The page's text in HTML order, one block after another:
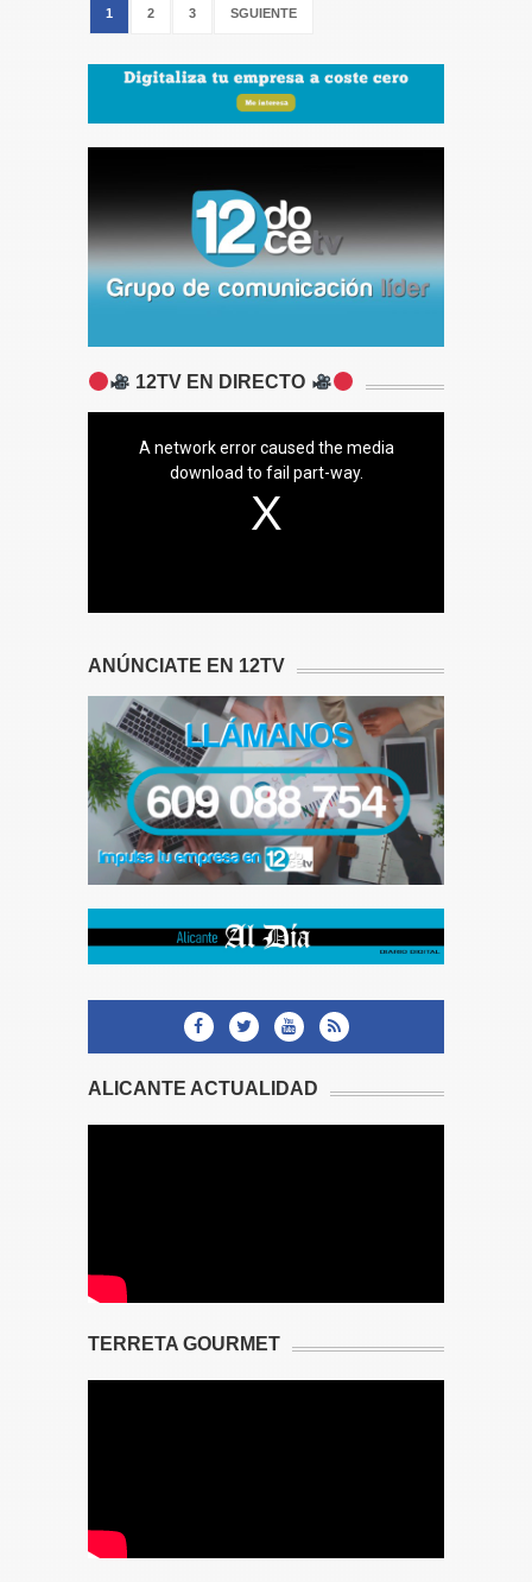
1 2 3 SGUIENTE
12TV EN DIRECTO
A network error caused the media
download to fail part-way.
ANÚNCIATE EN 12TV
ALICANTE ACTUALIDAD
TERRETA GOURMET